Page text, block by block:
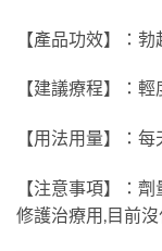
【產品功效】：
【建議療程】：
【用法用量】：
【注意事項】：
修護治療用,目前